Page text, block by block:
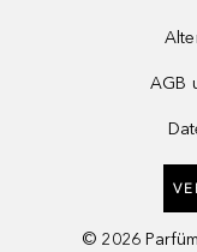
AGB
© 2026